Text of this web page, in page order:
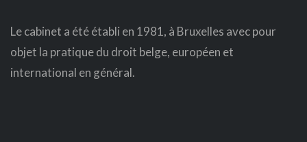
Le cabinet a été établi en 1981, à Bruxelles avec pour
objet la pratique du droit belge, européen et
international en général.